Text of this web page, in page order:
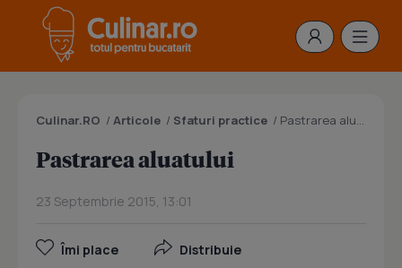
Culinar.RO / Articole / Sfaturi practice / Pastrarea aluatului
Pastrarea aluatului
23 Septembrie 2015, 13:01
Îmi place Distribuie